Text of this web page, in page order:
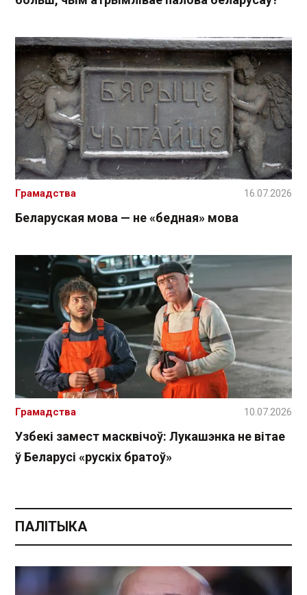
Беларуская мова — не «бедная» мова
Грамадства 16.07.2026
Узбекі замест масквічоў: Лукашэнка не вітае
ў Беларусі «рускіх братоў»
Грамадства 10.07.2026
ПАЛІТЫКА